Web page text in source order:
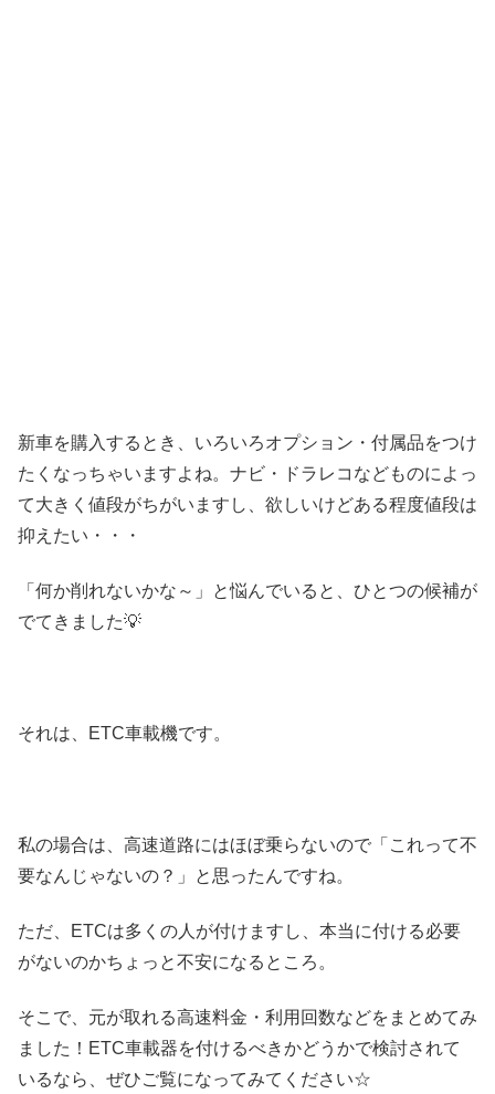
新車を購入するとき、いろいろオプション・付属品をつけ
たくなっちゃいますよね。ナビ・ドラレコなどものによっ
て大きく値段がちがいますし、欲しいけどある程度値段は
抑えたい・・・
「何か削れないかな～」と悩んでいると、ひとつの候補が
でてきました💡
それは、ETC車載機です。
私の場合は、高速道路にはほぼ乗らないので「これって不
要なんじゃないの？」と思ったんですね。
ただ、ETCは多くの人が付けますし、本当に付ける必要
がないのかちょっと不安になるところ。
そこで、元が取れる高速料金・利用回数などをまとめてみ
ました！ETC車載器を付けるべきかどうかで検討されて
いるなら、ぜひご覧になってみてください☆